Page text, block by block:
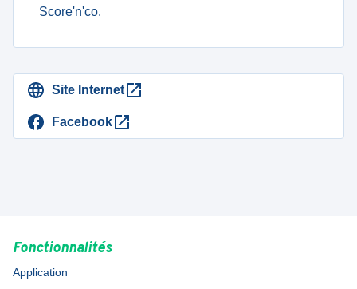
Score'n'co.
Site Internet
Facebook
Fonctionnalités
Application